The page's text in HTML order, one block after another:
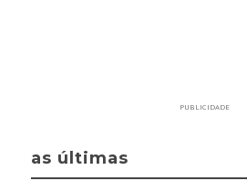
PUBLICIDADE
as últimas